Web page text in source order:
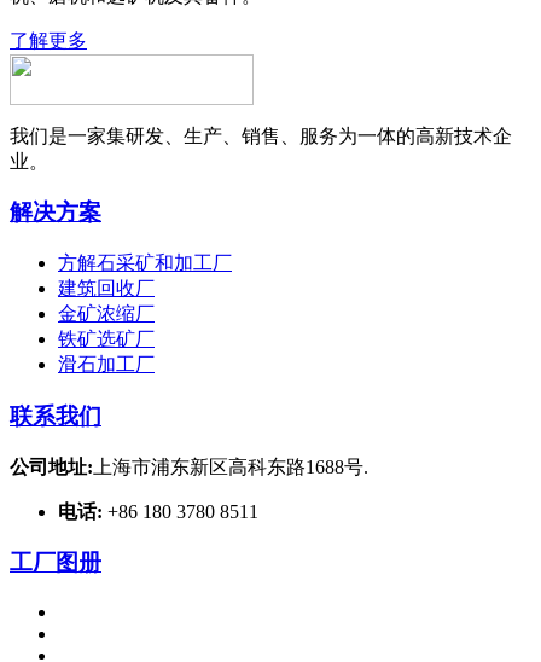
了解更多
我们是一家集研发、生产、销售、服务为一体的高新技术企
业。
解决方案
方解石采矿和加工厂
建筑回收厂
金矿浓缩厂
铁矿选矿厂
滑石加工厂
联系我们
公司地址: 上海市浦东新区高科东路1688号.
电话: +86 180 3780 8511
工厂图册